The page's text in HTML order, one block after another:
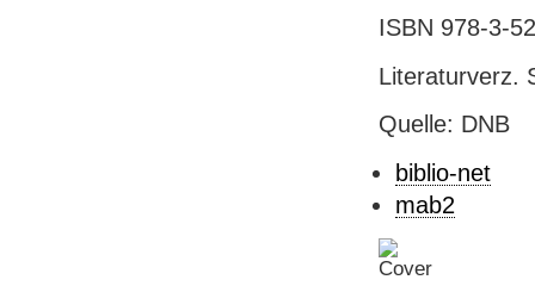
ISBN 978-3-
Literaturverz.
Quelle: DNB
biblio-net
mab2